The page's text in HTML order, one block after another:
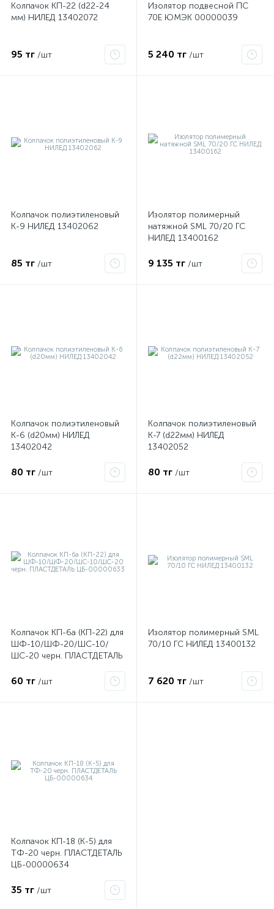
Колпачок КП-22 (d22-24
мм) НИЛЕД 13402072
95 тг /шт
Изолятор подвесной ПС
70Е ЮМЭК 00000039
5 240 тг /шт
Колпачок полиэтиленовый
К-9 НИЛЕД 13402062
85 тг /шт
Изолятор полимерный
натяжной SML 70/20 ГС
НИЛЕД 13400162
9 135 тг /шт
Колпачок полиэтиленовый
К-6 (d20мм) НИЛЕД
13402042
80 тг /шт
Колпачок полиэтиленовый
К-7 (d22мм) НИЛЕД
13402052
80 тг /шт
Колпачок КП-6а (КП-22) для
ШФ-10/ШФ-20/ШС-10/
ШС-20 черн. ПЛАСТДЕТАЛЬ
60 тг /шт
Изолятор полимерный SML
70/10 ГС НИЛЕД 13400132
7 620 тг /шт
Колпачок КП-18 (К-5) для
ТФ-20 черн. ПЛАСТДЕТАЛЬ
ЦБ-00000634
35 тг /шт